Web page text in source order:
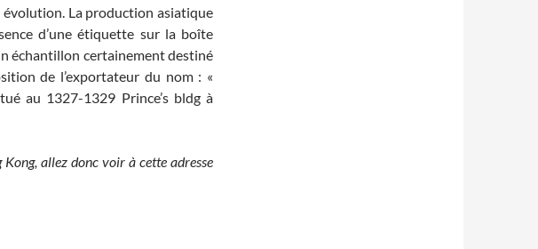
évolution. La production asiatique
d’une étiquette sur la boîte
échantillon certainement destiné
de l’exportateur du nom : «
au 1327-1329 Prince’s bldg à
Kong, allez donc voir à cette adresse